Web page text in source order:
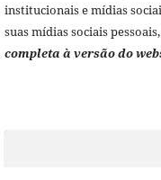
institucionais e mídias
suas mídias sociais pessoais,
completa à versão do